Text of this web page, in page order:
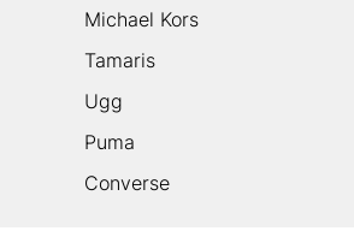
Michael Kors
Tamaris
Ugg
Puma
Converse